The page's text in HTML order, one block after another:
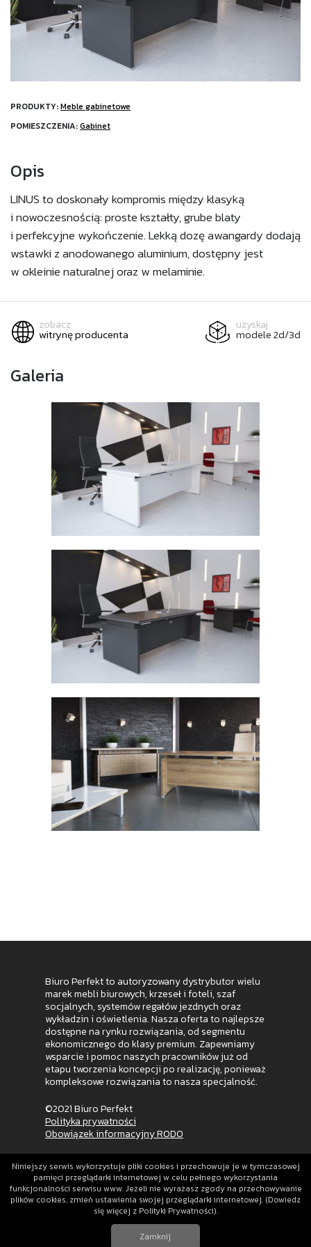
PRODUKTY:Meble gabinetowe
POMIESZCZENIA:Gabinet
Opis
LINUS to doskonały kompromis między klasyką
i nowoczesnością: proste kształty, grube blaty
i perfekcyjne wykończenie. Lekką dozę awangardy dodają
wstawki z anodowanego aluminium, dostępny jest
w okleinie naturalnej oraz w melaminie.
zobacz
witrynę producenta
uzyskaj
modele 2d/3d
Galeria
Biuro Perfekt to autoryzowany dystrybutor wielu
marek mebli biurowych, krzeseł i foteli, szaf
socjalnych, systemów regałów jezdnych oraz
wykładzin i oświetlenia. Nasza oferta to najlepsze
dostępne na rynku rozwiązania, od segmentu
ekonomicznego do klasy premium. Zapewniamy
wsparcie i pomoc naszych pracowników już od
etapu tworzenia koncepcji po realizację, ponieważ
kompleksowe rozwiązania to nasza specjalność.
©2021 Biuro Perfekt
Polityka prywatności
Obowiązek informacyjny RODO
Niniejszy serwis wykorzystuje pliki cookies i przechowuje je w tymczasowej
pamięci przeglądarki internetowej w celu pełnego wykorzystania
funkcjonalności serwisu www. Jeżeli nie wyrażasz zgody na przechowywanie
plików cookies, zmień ustawienia swojej przeglądarki internetowej. (Dowiedz
się więcej z Polityki Prywatności).
Zamknij